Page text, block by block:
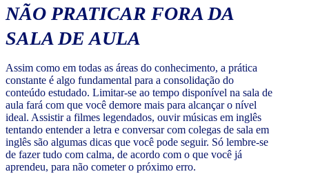
NÃO PRATICAR FORA DA
SALA DE AULA
Assim como em todas as áreas do conhecimento, a prática
constante é algo fundamental para a consolidação do
conteúdo estudado. Limitar-se ao tempo disponível na sala de
aula fará com que você demore mais para alcançar o nível
ideal. Assistir a filmes legendados, ouvir músicas em inglês
tentando entender a letra e conversar com colegas de sala em
inglês são algumas dicas que você pode seguir. Só lembre-se
de fazer tudo com calma, de acordo com o que você já
aprendeu, para não cometer o próximo erro.